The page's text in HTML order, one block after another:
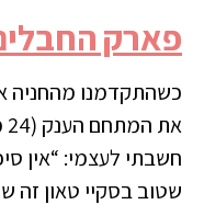
פארק
כשהתקדמנו מהחניה
חשבתי לעצמי: “אין